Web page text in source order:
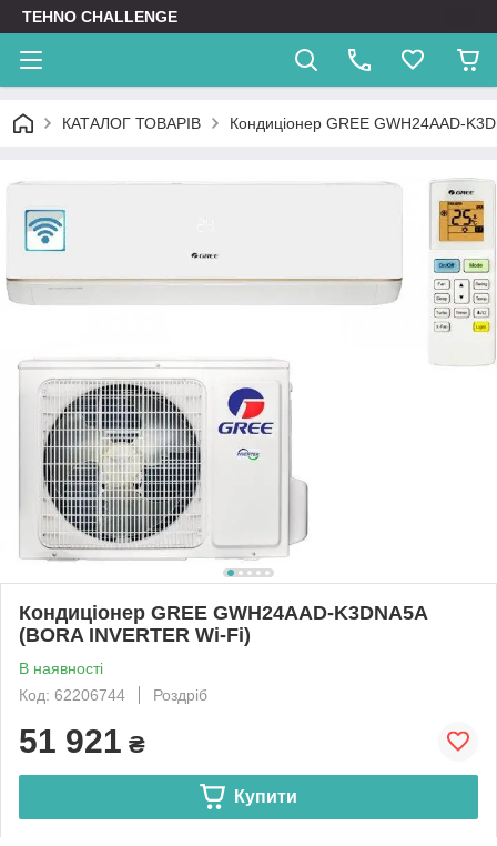
TEHNO CHALLENGE
КАТАЛОГ ТОВАРІВ Кондиціонер GREE GWH24AAD-
Кондиціонер GREE GWH24AAD-K3DNA5A
(BORA INVERTER Wi-Fi)
В наявності
Код: 62206744
Роздріб
51 921 ₴
Купити